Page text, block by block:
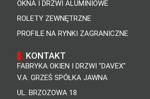
OKNA I DRZWI ALUMINIOWE
ROLETY ZEWNĘTRZNE
PROFILE NA RYNKI ZAGRANICZNE
KONTAKT
FABRYKA OKIEN I DRZWI "DAVEX"
V.A. GRZEŚ SPÓŁKA JAWNA
UL. BRZOZOWA 18